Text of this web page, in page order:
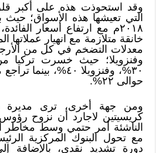
وقد استحوذت هذه على أكبر
التي تعيشها هذه الأسواق؛ حيث
٢٠١٨م مع ارتفاع أسعار
خانقة متلازمة مع انهيار عملاتها
معدلات التضخم في كل من
وفنزويلا؛ حيث خسرت تركيا
٣٠%، وفنزويلا ٤٠%،
حوالى ٢٢%.
ومن جهة أخرى، ترى مديرة
كريسيتين لاجارد أن نزوح
الناشئة أمر حتمي وسط مخاطر
مع تحول البنوك المركزية
دورة تشديد نقدي، بالإضافة